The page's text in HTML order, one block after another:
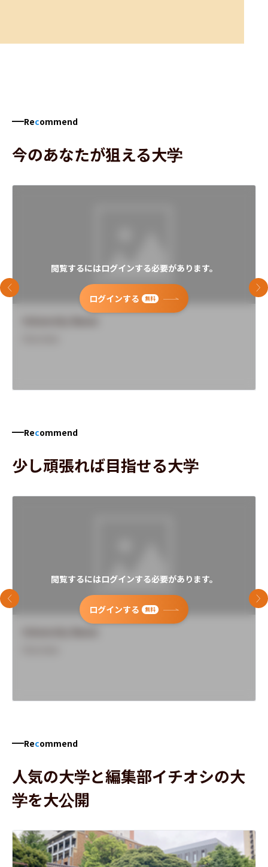
Recommend
今のあなたが狙える大学
閲覧するにはログインする必要があります。
ログインする 無料
前のスライド 次
Recommend
少し頑張れば目指せる大学
閲覧するにはログインする必要があります。
ログインする 無料
前のスライド 次
Recommend
人気の大学と編集部イチオシの大
学を大公開